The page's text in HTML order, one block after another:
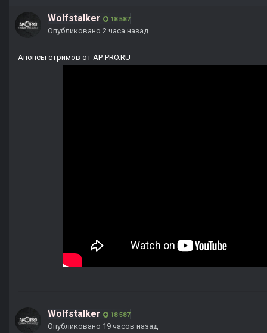
Wolfstalker 18 587
Опубликовано 2 часа назад
Анонсы стримов от AP-PRO.RU
Wolfstalker 18 587
Опубликовано 19 часов назад